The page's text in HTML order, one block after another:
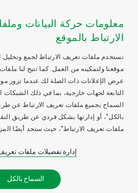
معلومات حركة البيانات
الارتباط بالموقع
نستخدم ملفات تعريف الارتباط لجمع وتحليل
موقعنا ولتمكينه من العمل. كما تتيح لنا
عرض الإعلانات ذات الصلة لك عندما تزور
التابعة لجهات خارجية، بما في ذلك الشبكات
السماح بجميع ملفات تعريف الارتباط عن
بالكل"، أو إدارتها بشكل فردي عن طريق
ملفات تعريف الارتباط"، حيث ستجد أيضًا
إدارة تفضيلات ملفات
السماح بالكل